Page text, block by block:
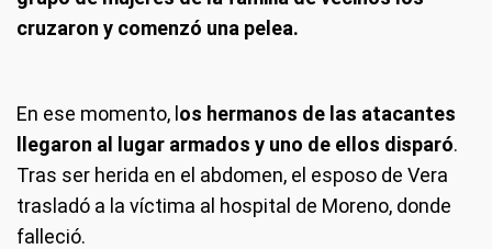
cruzaron y comenzó una pelea.
En ese momento, l os hermanos de las atacantes
llegaron al lugar armados y uno de ellos disparó.
Tras ser herida en el abdomen, el esposo de Vera
trasladó a la víctima al hospital de Moreno, donde
falleció.